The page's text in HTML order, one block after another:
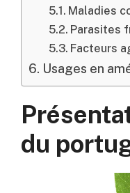
Maladies
Parasites
Facteurs
Usages en
du